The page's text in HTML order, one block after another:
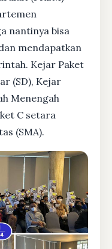
nantinya bisa
mendapatkan
Kejar Paket
(SD), Kejar
Menengah
C setara
(SMA).